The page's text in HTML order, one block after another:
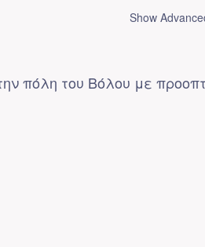
Show
πόλη του Βόλου με